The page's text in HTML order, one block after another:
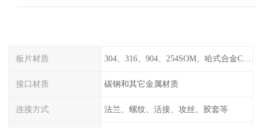
板片材质 304、316、904、254SOM、哈式合金C-276、TA1等
接口材质 碳钢和其它金属材质
连接方式 法兰、螺纹、活接、攻丝、胶套等